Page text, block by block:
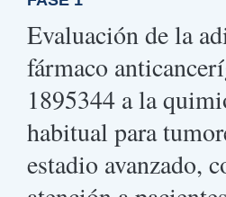
Evaluación de la
fármaco
1895344 a la
habitual para
estadio avanzado,